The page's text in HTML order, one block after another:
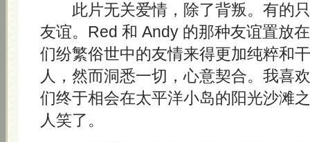
此片无关爱情，除了背叛。有的只
友谊。Red 和 Andy 的那种友谊置放
们纷繁俗世中的友情来得更加纯粹和
人，然而洞悉一切，心意契合。我喜
们终于相会在太平洋小岛的阳光沙滩
人笑了。